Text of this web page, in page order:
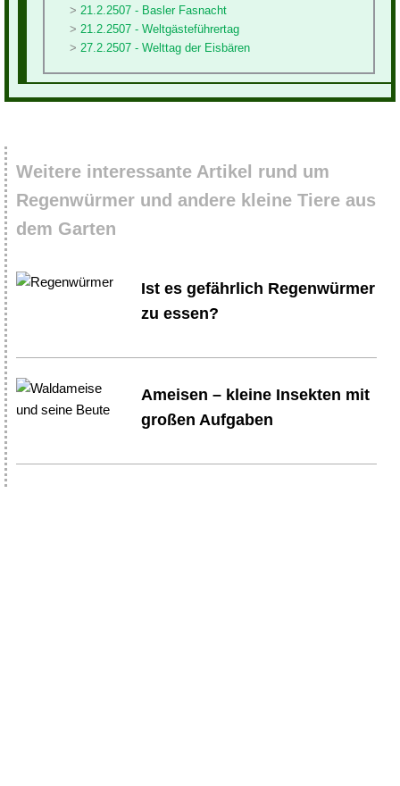
21.2.2507 - Basler Fasnacht
21.2.2507 - Weltgästeführertag
27.2.2507 - Welttag der Eisbären
Weitere interessante Artikel rund um
Regenwürmer und andere kleine Tiere aus
dem Garten
Ist es gefährlich Regenwürmer
zu essen?
Ameisen – kleine Insekten mit
großen Aufgaben